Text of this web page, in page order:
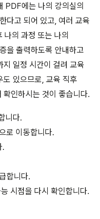
PDF에는 나의 강의실의
다고 되어 있고, 여러 교육
나의 과정 또는 나의
을 출력하도록 안내하고
일정 시간이 걸려 교육
도 있으므로, 교육 직후
인하시는 것이 좋습니다.
니다.
로 이동합니다.
.
합니다.
시점을 다시 확인합니다.